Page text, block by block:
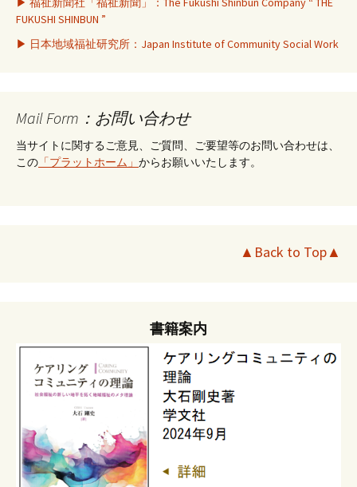
FUKUSHI SHINBUN ”
▶ 日本地域福祉研究所：Japan Institute of Community Social Work
Mail Form：お問い合わせ
当サイトに関するご意見、ご質問、ご要望等のお問い合わせは、
この 「プラットホーム」 からお願いいたします。
▲Back to Top▲
書籍案内